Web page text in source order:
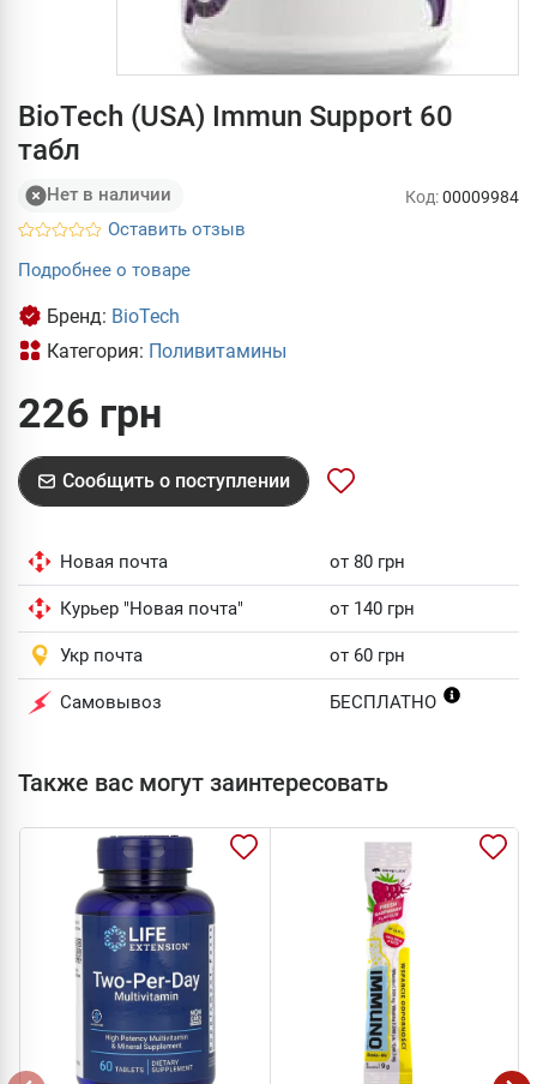
BioTech (USA) Immun Support 60
табл
Нет в наличии
Оставить отзыв
Код:00009984
Подробнее о товаре
Бренд: BioTech
Категория: Поливитамины
226 грн
Сообщить о поступлении
Новая почта от 80 грн
Курьер "Новая почта" от 140 грн
Укр почта от 60 грн
Самовывоз БЕСПЛАТНО
Также вас могут заинтересовать